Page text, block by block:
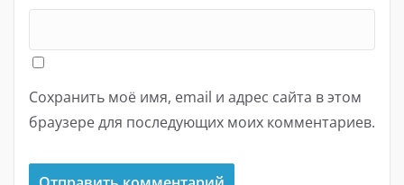
Сохранить моё имя, email и адрес сайта в этом
браузере для последующих моих комментариев.